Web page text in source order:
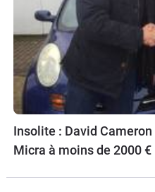
Insolite : David
Micra à moins de 2000 €